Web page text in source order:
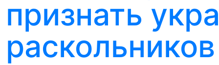
признать
раскольников